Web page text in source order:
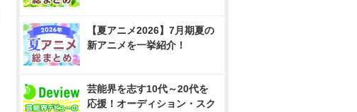
【夏アニメ2026】7月期夏の
新アニメを一挙紹介！
芸能界を志す10代～20代を
応援！オーディション・スク